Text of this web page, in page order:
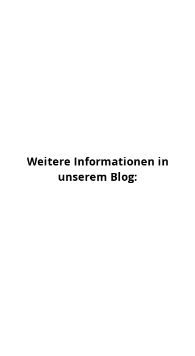
Weitere Informationen in
unserem Blog: